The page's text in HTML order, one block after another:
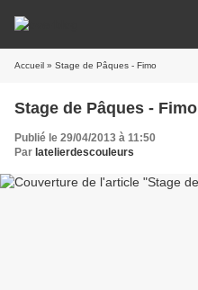
Accueil » Stage de Pâques - Fimo
Stage de Pâques - Fimo
Publié le 29/04/2013 à 11:50
Par latelierdescouleurs